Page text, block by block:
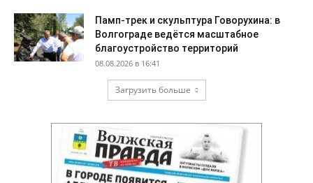
Памп-трек и скульптура Говорухина: в
Волгограде ведётся масштабное
благоустройство территорий
08.08.2026 в 16:41
Загрузить больше